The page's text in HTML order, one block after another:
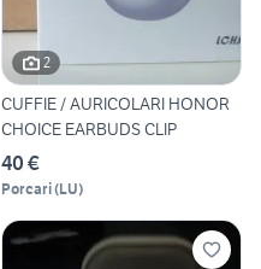
2
CUFFIE / AURICOLARI HONOR
CHOICE EARBUDS CLIP
40 €
Porcari(LU)